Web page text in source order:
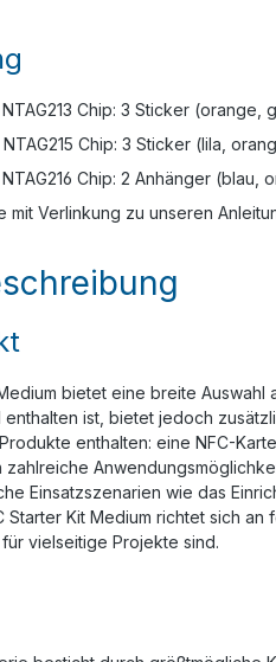
Chip: 3 Sticker
Chip: 3 Sticker (lila,
Chip: 2 Anhänger (blau,
mit Verlinkung zu unseren
bietet eine breite
enthalten ist, bietet jedoch
enthalten: eine NFC-
zahlreiche
Einsatzszenarien wie das
Starter Kit Medium richtet sich
vielseitige Projekte sind.